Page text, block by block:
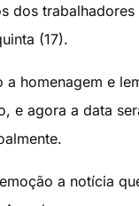
dos
(17).
homenagem e
e agora a data
a notícia